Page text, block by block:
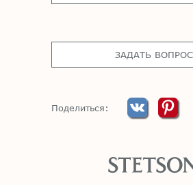
ЗАДАТЬ ВОПРОС
Поделиться: